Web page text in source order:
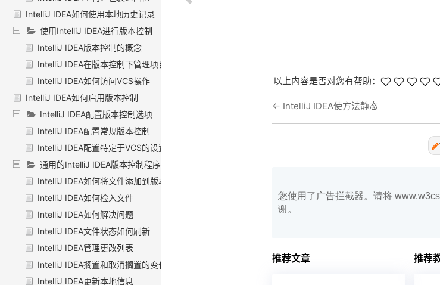
IntelliJ IDEA如何使用本地历史记录
使用IntelliJ IDEA进行版本控制
IntelliJ IDEA版本控制的概念
IntelliJ IDEA在版本控制下管理项目
IntelliJ IDEA如何访问VCS操作
IntelliJ IDEA如何启用版本控制
IntelliJ IDEA配置版本控制选项
IntelliJ IDEA配置常规版本控制
IntelliJ IDEA配置特定于VCS的设置
通用的IntelliJ IDEA版本控制程序
IntelliJ IDEA如何将文件添加到版本控制
IntelliJ IDEA如何检入文件
IntelliJ IDEA如何解决问题
IntelliJ IDEA文件状态如何刷新
IntelliJ IDEA管理更改列表
IntelliJ IDEA搁置和取消搁置的变化
IntelliJ IDEA更新本地信息
以上内容是否对您有帮助：
← IntelliJ IDEA使方法静态
您使用了广告拦截器。请将
谢。
推荐文章 推荐